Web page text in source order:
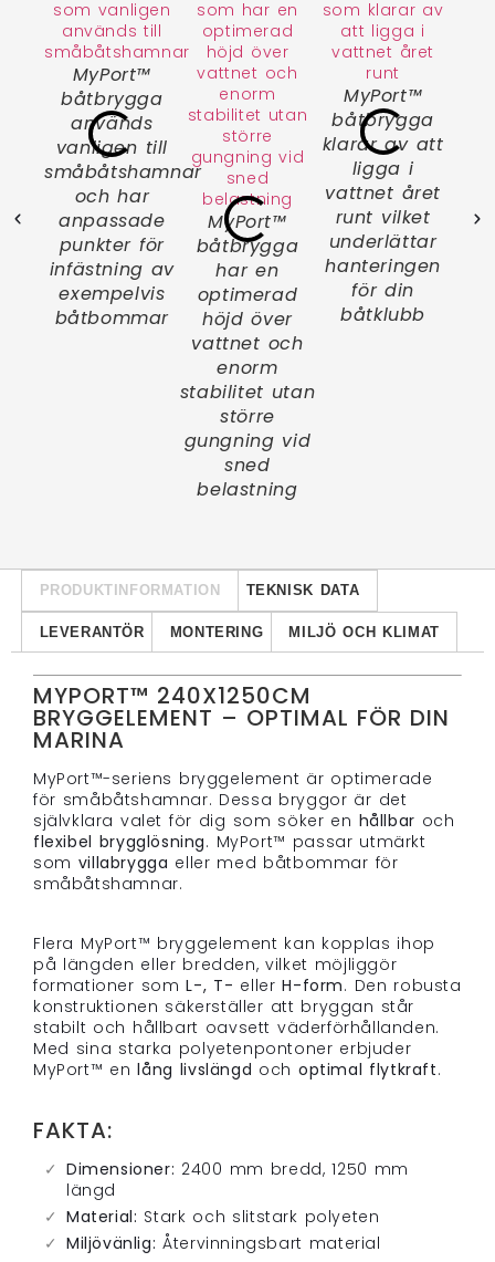
MyPort™
båtbrygga
används
vanligen till
småbåtshamnar
och har
anpassade
punkter för
infästning av
exempelvis
båtbommar
MyPort™
båtbrygga
har en
optimerad
höjd över
vattnet och
enorm
stabilitet utan
större
gungning vid
sned
belastning
MyPort™
båtbrygga
klarar av att
ligga i
vattnet året
runt vilket
underlättar
hanteringen
för din
båtklubb
PRODUKTINFORMATION TEKNISK DATA
LEVERANTÖR MONTERING MILJÖ OCH KLIMAT
MYPORT™ 240X1250CM
BRYGGELEMENT – OPTIMAL FÖR DIN
MARINA
MyPort™-seriens bryggelement är optimerade
för småbåtshamnar. Dessa bryggor är det
självklara valet för dig som söker en hållbar och
flexibel brygglösning. MyPort™ passar utmärkt
som villabrygga eller med båtbommar för
småbåtshamnar.
Flera MyPort™ bryggelement kan kopplas ihop
på längden eller bredden, vilket möjliggör
formationer somL-, T- ellerH-form. Den robusta
konstruktionen säkerställer att bryggan står
stabilt och hållbart oavsett väderförhållanden.
Med sina starka polyetenpontoner erbjuder
MyPort™ enlång livslängd ochoptimal flytkraft.
FAKTA:
Dimensioner: 2400 mm bredd, 1250 mm
längd
Material: Stark och slitstark polyeten
Miljövänlig: Återvinningsbart material